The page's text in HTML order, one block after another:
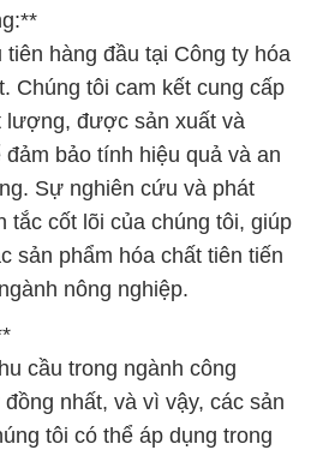
hàng đầu tại Công ty hóa
Chúng tôi cam kết cung cấp
lượng, được sản xuất và
bảo tính hiệu quả và an
Sự nghiên cứu và phát
tắc cốt lõi của chúng tôi, giúp
sản phẩm hóa chất tiên tiến
nông nghiệp.
cầu trong ngành công
nhất, và vì vậy, các sản
tôi có thể áp dụng trong